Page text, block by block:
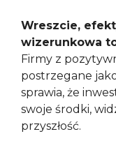
Wreszcie,
wizerunkowa
Firmy z
postrzegane
sprawia, że
swoje środki,
przyszłość.